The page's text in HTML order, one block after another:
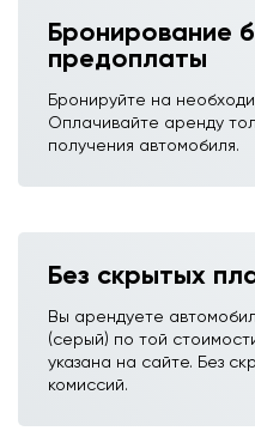
Бронирование
предоплаты
Бронируйте на
Оплачивайте аренду
получения автомобиля.
Без скрытых
Вы арендуете
(серый)ㅤㅤㅤ по той
указана на сайте. Без
комиссий.